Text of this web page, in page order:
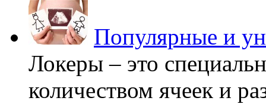
Популярные и
Локеры – это
количеством ячеек и